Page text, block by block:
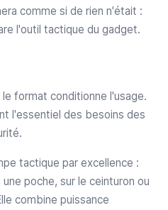
comme si de rien n'était :
l'outil tactique du gadget.
format conditionne l'usage.
l'essentiel des besoins des
tactique par excellence :
poche, sur le ceinturon ou
combine puissance